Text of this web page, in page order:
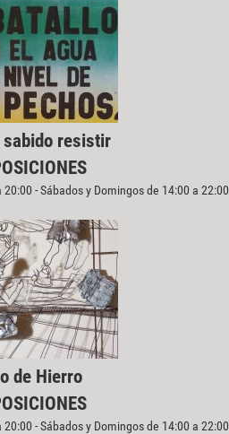
sabido resistir
- Sábados y Domingos de 14:00 a 22:00
de Hierro
- Sábados y Domingos de 14:00 a 22:00